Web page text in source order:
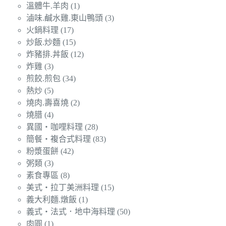
溫體牛.羊肉 (1)
滷味.鹹水雞.東山鴨頭 (3)
火鍋料理 (17)
炒飯.炒麵 (15)
炸豬排.丼飯 (12)
炸雞 (3)
煎餃.煎包 (34)
熱炒 (5)
燒肉.壽喜燒 (2)
燒腊 (4)
異國‧咖哩料理 (28)
簡餐‧複合式料理 (83)
粉漿蛋餅 (42)
粥類 (3)
素食專區 (8)
美式‧拉丁美洲料理 (15)
義大利麵.燉飯 (1)
義式‧法式．地中海料理 (50)
肉圓 (1)